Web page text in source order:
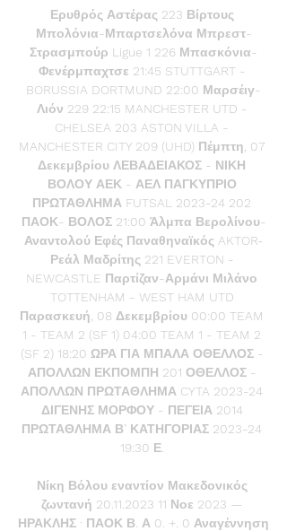
Ερυθρός Αστέρας 223 Βίρτους
Μπολόνια-Μπαρτσελόνα Μπρεστ-
Στρασμπούρ Ligue 1 226 Μπασκόνια-
Φενέρμπαχτσε 21:45 STUTTGART -
BORUSSIA DORTMUND 22:00 Μαρσέιγ-
Λιόν 229 22:15 MANCHESTER UTD -
CHELSEA 203 ASTON VILLA -
MANCHESTER CITY 209 (UHD) Πέμπτη, 07
Δεκεμβρίου ΛΕΒΑΔΕΙΑΚΟΣ - ΝΙΚΗ
ΒΟΛΟΥ ΑΕΚ - ΑΕΛ ΠΑΓΚΥΠΡΙΟ
ΠΡΩΤΑΘΛΗΜΑ FUTSAL 2023-24 202
ΠΑΟΚ- ΒΟΛΟΣ 21:00 Άλμπα Βερολίνου-
Αναντολού Εφές Παναθηναϊκός AKTOR-
Ρεάλ Μαδρίτης 221 EVERTON -
NEWCASTLE Παρτίζαν-Αρμάνι Μιλάνο
TOTTENHAM - WEST HAM UTD
Παρασκευή, 08 Δεκεμβρίου 00:00 TEAM
1 - TEAM 2 (SF 1) 04:00 TEAM 1 - TEAM 2
(SF 2) 18:20 ΩΡΑ ΓΙΑ ΜΠΑΛΑ ΟΘΕΛΛΟΣ -
ΑΠΟΛΛΩΝ ΕΚΠΟΜΠΗ 201 ΟΘΕΛΛΟΣ -
ΑΠΟΛΛΩΝ ΠΡΩΤΑΘΛΗΜΑ CYTA 2023-24
ΔΙΓΕΝΗΣ ΜΟΡΦΟΥ - ΠΕΓΕΙΑ 2014
ΠΡΩΤΑΘΛΗΜΑ Β’ ΚΑΤΗΓΟΡΙΑΣ 2023-24
19:30 Ε.
Νίκη Βόλου εναντίον Μακεδονικός
ζωντανή 20.11.2023 11 Νοε 2023 —
ΗΡΑΚΛΗΣ · ΠΑΟΚ Β. Α 0. +. 0 Αναγέννηση